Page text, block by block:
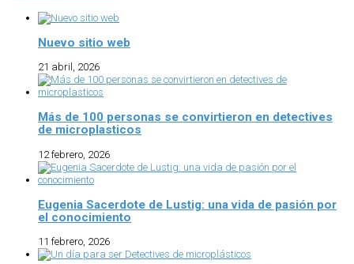
Nuevo sitio web
21 abril, 2026
Más de 100 personas se convirtieron en detectives
de microplasticos
12 febrero, 2026
Eugenia Sacerdote de Lustig: una vida de pasión por
el conocimiento
11 febrero, 2026